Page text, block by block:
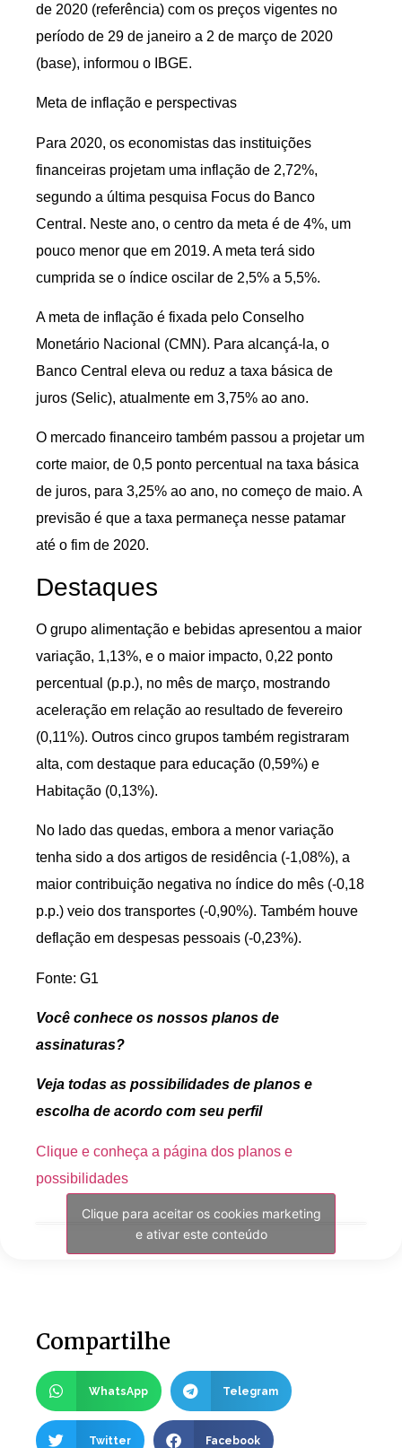
de 2020 (referência) com os preços vigentes no
período de 29 de janeiro a 2 de março de 2020
(base), informou o IBGE.
Meta de inflação e perspectivas
Para 2020, os economistas das instituições
financeiras projetam uma inflação de 2,72%,
segundo a última pesquisa Focus do Banco
Central. Neste ano, o centro da meta é de 4%, um
pouco menor que em 2019. A meta terá sido
cumprida se o índice oscilar de 2,5% a 5,5%.
A meta de inflação é fixada pelo Conselho
Monetário Nacional (CMN). Para alcançá-la, o
Banco Central eleva ou reduz a taxa básica de
juros (Selic), atualmente em 3,75% ao ano.
O mercado financeiro também passou a projetar um
corte maior, de 0,5 ponto percentual na taxa básica
de juros, para 3,25% ao ano, no começo de maio. A
previsão é que a taxa permaneça nesse patamar
até o fim de 2020.
Destaques
O grupo alimentação e bebidas apresentou a maior
variação, 1,13%, e o maior impacto, 0,22 ponto
percentual (p.p.), no mês de março, mostrando
aceleração em relação ao resultado de fevereiro
(0,11%). Outros cinco grupos também registraram
alta, com destaque para educação (0,59%) e
Habitação (0,13%).
No lado das quedas, embora a menor variação
tenha sido a dos artigos de residência (-1,08%), a
maior contribuição negativa no índice do mês (-0,18
p.p.) veio dos transportes (-0,90%). Também houve
deflação em despesas pessoais (-0,23%).
Fonte: G1
Você conhece os nossos planos de
assinaturas?
Veja todas as possibilidades de planos e
escolha de acordo com seu perfil
Clique e conheça a página dos planos e
possibilidades
Clique para aceitar os cookies marketing
e ativar este conteúdo
Compartilhe
WhatsApp Telegram
Twitter Facebook